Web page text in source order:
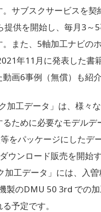
サブスクサービスを契
提供を開始し、毎月3～
。また、5軸加工ナビの
年11月に発表した書
画6事例（無償）も紹
ク加工データ」は、様々
ために必要なモデルデ
をパッケージにしたデ
ウンロード販売を開始
ク加工データ」には、入
製のDMU 50 3rd での
予定です。